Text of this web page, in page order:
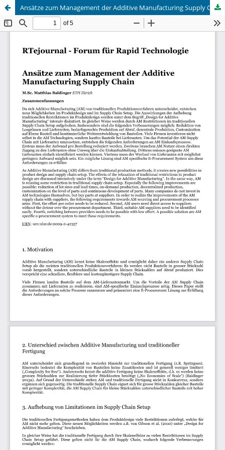
Ansätze zum Management der Additive Manufacturing Supply Chain